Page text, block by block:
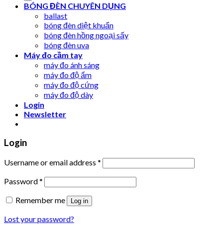
BÓNG ĐÈN CHUYÊN DỤNG
ballast
bóng đèn diệt khuẩn
bóng đèn hồng ngoại sấy
bóng đèn uva
Máy đo cầm tay
máy đo ánh sáng
máy đo độ ẩm
máy đo độ cứng
máy đo độ dày
Login
Newsletter
Login
Username or email address *
Password*
Remember me
Log in
Lost your password?